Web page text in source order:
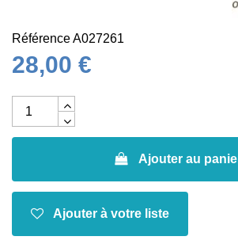
RéférenceA027261
28,00 €
Ajouter au